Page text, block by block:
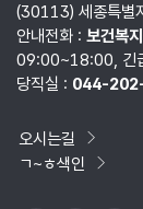
(30113) 세종특별
안내전화 : 보건복
09:00~18:00, 긴
당직실 : 044-
오시는길
ㄱ~ㅎ색인